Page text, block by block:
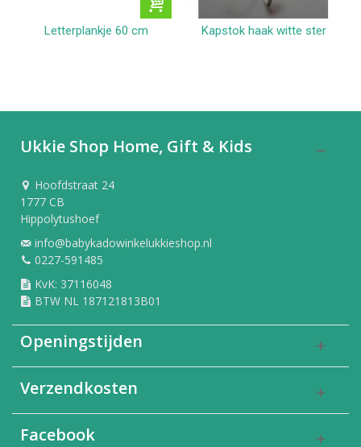
Letterplankje 60 cm Kapstok haak witte ster
Ukkie Shop Home, Gift & Kids
Hoofdstraat 24
1777 CB
Hippolytushoef
info@babykadowinkelukkieshop.nl
0227-591485
KvK: 37116048
BTW NL 187121813B01
Openingstijden
Verzendkosten
Facebook